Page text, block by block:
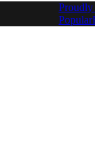
Proudly